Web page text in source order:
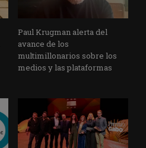
Paul Krugman alerta del
avance de los
multimillonarios sobre los
medios y las plataformas